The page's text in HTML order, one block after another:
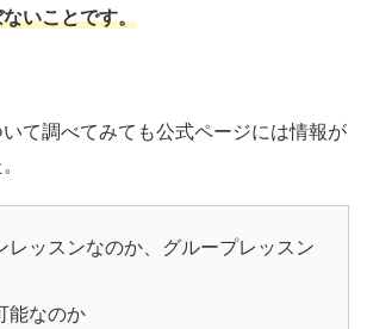
いことです。
て調べてみても公式ページには情報が
レッスンなのか、グループレッスン
能なのか